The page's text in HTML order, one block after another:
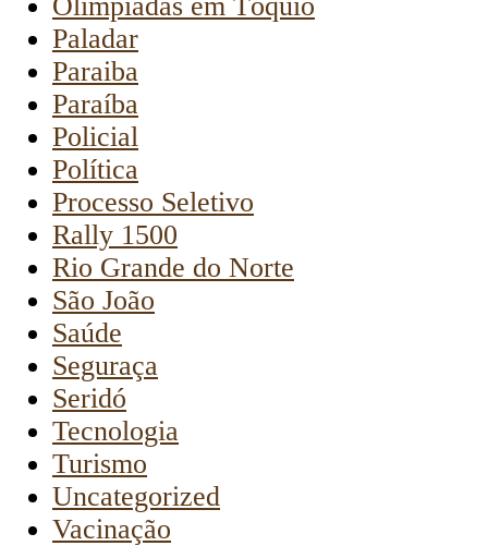
Paladar
Paraiba
Paraíba
Policial
Política
Processo Seletivo
Rally 1500
Rio Grande do Norte
São João
Saúde
Seguraça
Seridó
Tecnologia
Turismo
Uncategorized
Vacinação